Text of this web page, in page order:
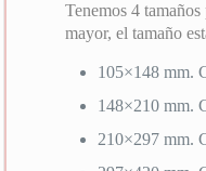
Tenemos 4
mayor, el tamaño
105×148 mm.
148×210 mm.
210×297 mm.